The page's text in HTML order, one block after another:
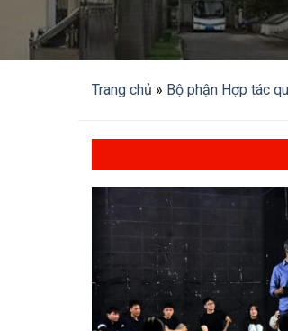
Trang chủ » Bộ phận Hợp tác